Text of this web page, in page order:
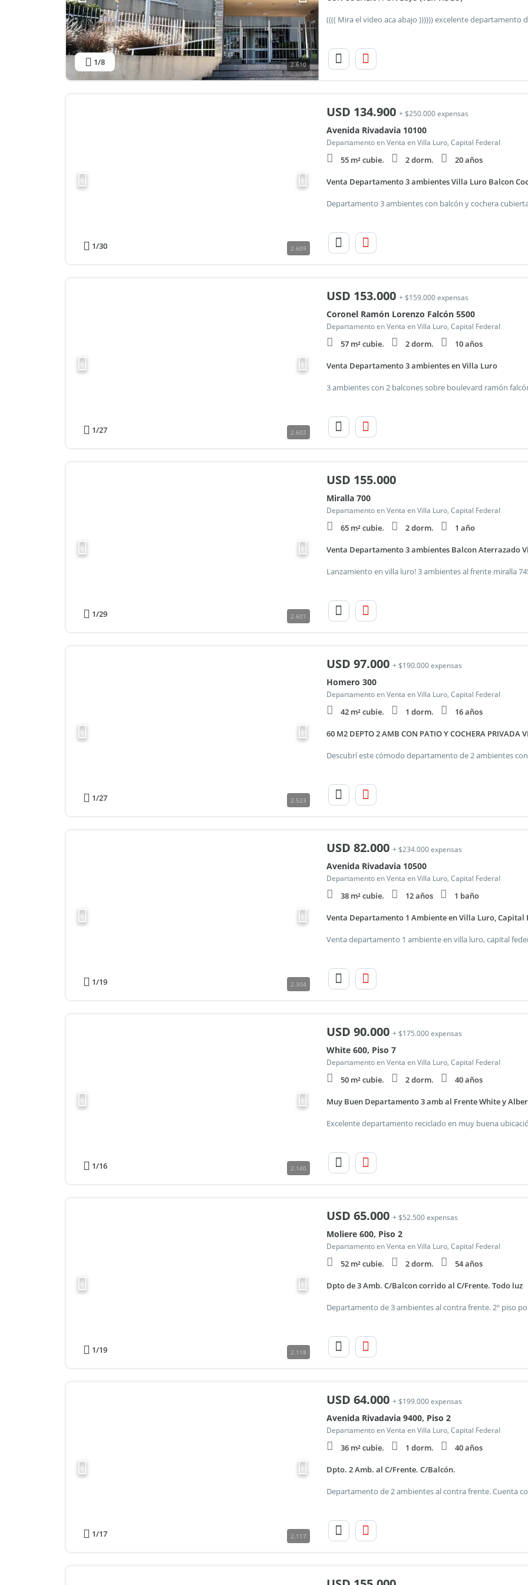
1/8 2.610
1/30 2.609
USD 134.900 + $250.000 expensas
Avenida Rivadavia 10100
Departamento en Venta en Villa Luro, Capital Federal
55 m² cubie. 2 dorm. 20 años
Venta Departamento 3 ambientes Villa Luro Balcon
1/27 2.602
USD 153.000 + $159.000 expensas
Coronel Ramón Lorenzo Falcón 5500
Departamento en Venta en Villa Luro, Capital Federal
57 m² cubie. 2 dorm. 10 años
Venta Departamento 3 ambientes en Villa Luro
1/29 2.601
USD 155.000
Miralla 700
Departamento en Venta en Villa Luro, Capital Federal
65 m² cubie. 2 dorm. 1 año
Venta Departamento 3 ambientes Balcon Aterrazado
1/27 2.523
USD 97.000 + $190.000 expensas
Homero 300
Departamento en Venta en Villa Luro, Capital Federal
42 m² cubie. 1 dorm. 16 años
60 M2 DEPTO 2 AMB CON PATIO Y COCHERA PRIVADA
1/19 2.304
USD 82.000 + $234.000 expensas
Avenida Rivadavia 10500
Departamento en Venta en Villa Luro, Capital Federal
38 m² cubie. 12 años 1 baño
Venta Departamento 1 Ambiente en Villa Luro, Capital
1/16 2.140
USD 90.000 + $175.000 expensas
White 600, Piso 7
Departamento en Venta en Villa Luro, Capital Federal
50 m² cubie. 2 dorm. 40 años
Muy Buen Departamento 3 amb al Frente White y
1/19 2.118
USD 65.000 + $52.500 expensas
Moliere 600, Piso 2
Departamento en Venta en Villa Luro, Capital Federal
52 m² cubie. 2 dorm. 54 años
Dpto de 3 Amb. C/Balcon corrido al C/Frente. Todo luz
1/17 2.117
USD 64.000 + $199.000 expensas
Avenida Rivadavia 9400, Piso 2
Departamento en Venta en Villa Luro, Capital Federal
36 m² cubie. 1 dorm. 40 años
Dpto. 2 Amb. al C/Frente. C/Balcón.